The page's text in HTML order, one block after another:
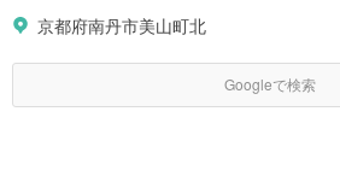
京都府南丹市美山町北
Googleで検索